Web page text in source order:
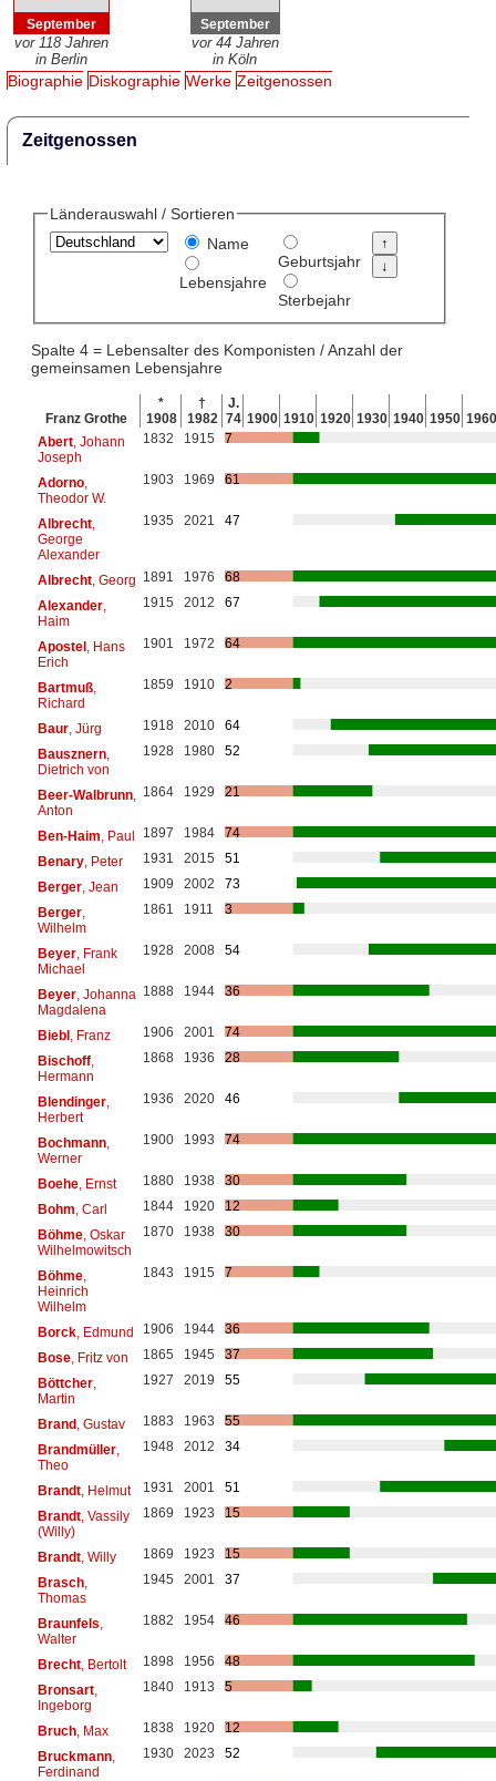
September
vor 118 Jahren
in Berlin
September
vor 44 Jahren
in Köln
Biographie Diskographie Werke Zeitgenossen
Zeitgenossen
Länderauswahl / Sortieren
Name
Lebensjahre
Geburtsjahr
Sterbejahr
Spalte 4 = Lebensalter des Komponisten / Anzahl der
gemeinsamen Lebensjahre
Franz Grothe
*
1908
†
1982
J.
74 1900 1910 1920 1930 1940 1950 1960
Abert, Johann
Joseph
1832 1915 7
Adorno,
Theodor W.
1903 1969 61
Albrecht,
George
Alexander
1935 2021 47
Albrecht, Georg 1891 1976
68
Alexander,
Haim
1915 2012 67
Apostel, Hans
Erich
1901 1972 64
Bartmuß,
Richard
1859 1910 2
Baur, Jürg 1918 2010
64
Bausznern,
Dietrich von
1928 1980 52
Beer-Walbrunn,
Anton
1864 1929 21
Ben-Haim , Paul 1897 1984
74
Benary, Peter 1931 2015
51
Berger, Jean 1909 2002
73
Berger,
Wilhelm
1861 1911 3
Beyer, Frank
Michael
1928 2008 54
Beyer, Johanna
Magdalena
1888 1944 36
Biebl, Franz 1906 2001
74
Bischoff,
Hermann
1868 1936 28
Blendinger,
Herbert
1936 2020 46
Bochmann,
Werner
1900 1993 74
Boehe, Ernst 1880 1938
30
Bohm , Carl 1844 1920
12
Böhme, Oskar
Wilhelmowitsch
1870 1938 30
Böhme,
Heinrich
Wilhelm
1843 1915 7
Borck, Edmund 1906 1944
36
Bose, Fritz von 1865 1945
37
Böttcher,
Martin
1927 2019 55
Brand, Gustav 1883 1963
55
Brandmüller,
Theo
1948 2012 34
Brandt, Helmut 1931 2001
51
Brandt, Vassily
(Willy)
1869 1923 15
Brandt, Willy 1869 1923
15
Brasch,
Thomas
1945 2001 37
Braunfels
Walter
1882 1954 46
Brecht, Bertolt 1898 1956
48
Bronsart,
Ingeborg
1840 1913 5
Bruch, Max 1838 1920
12
Bruckmann,
Ferdinand
1930 2023 52